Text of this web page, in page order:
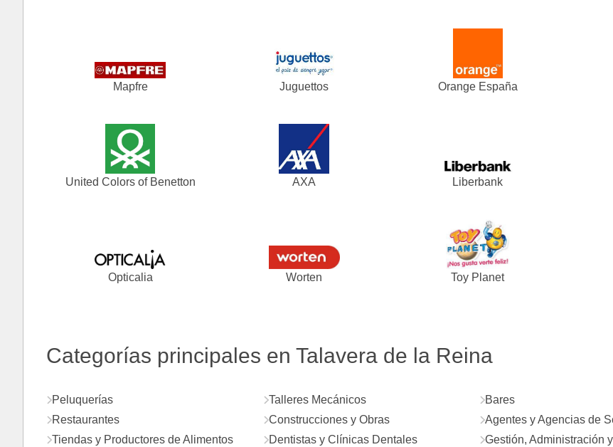
Mapfre Juguettos Orange España
United Colors of Benetton AXA Liberbank
Opticalia Worten Toy Planet
Categorías principales en Talavera de la Reina
Peluquerías Talleres Mecánicos Bares
Restaurantes
Construcciones y Obras Agentes y Agencias de
Tiendas y Productores de Alimentos
Dentistas y Clínicas Dentales Gestión, Administración